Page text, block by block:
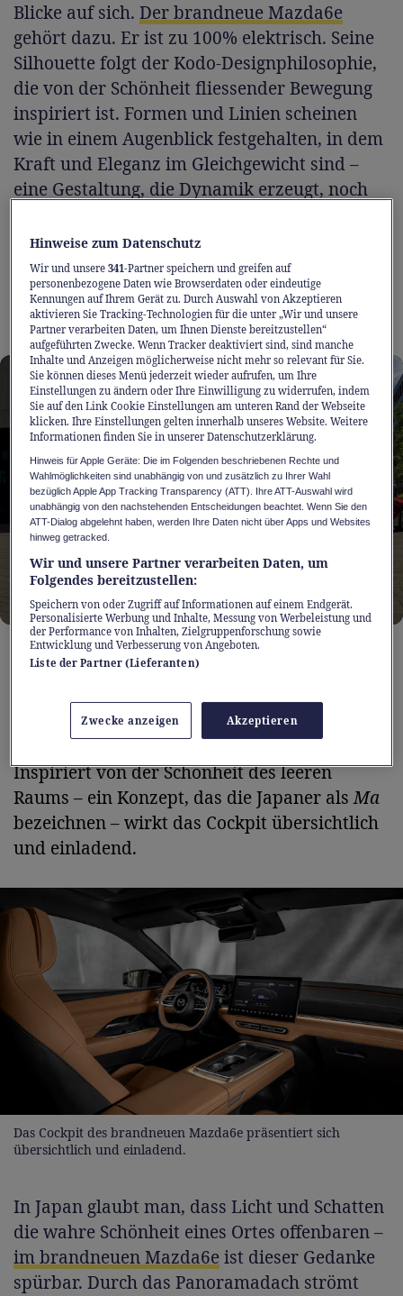
Blicke auf sich. Der brandneue Mazda6e
gehört dazu. Er ist zu 100% elektrisch. Seine
Silhouette folgt der Kodo-Designphilosophie,
die von der Schönheit fliessender Bewegung
inspiriert ist. Formen und Linien scheinen
wie in einem Augenblick festgehalten, in dem
Kraft und Eleganz im Gleichgewicht sind –
eine Gestaltung, die Dynamik erzeugt, noch
Jede Kontur hat dabei einen klaren Zweck: Sie
unterstützt die Effizienz, trägt zur
aerodynamischen Balance bei und ist weit
mehr als reine Zierde.
1 / 6 Das Design des brandneuen Mazda6e bringt Kraft
und Eleganz ins Gleichgewicht
Dieses Ineinandergreifen von Form und
Funktion setzt sich im Innenraum fort.
Inspiriert von der Schönheit des leeren
Raums – ein Konzept, das die Japaner alsMa
bezeichnen – wirkt das Cockpit übersichtlich
und einladend.
Das Cockpit des brandneuen Mazda6e präsentiert sich
übersichtlich und einladend.
In Japan glaubt man, dass Licht und Schatten
die wahre Schönheit eines Ortes offenbaren –
im brandneuen Mazda6eist dieser Gedanke
spürbar. Durch das Panoramadach strömt
Hinweise zum Datenschutz
Wir und unsere341-Partner speichern und greifen auf
personenbezogene Daten wie Browserdaten oder eindeutige
Kennungen auf Ihrem Gerät zu. Durch Auswahl von Akzeptieren
aktivieren Sie Tracking-Technologien für die unter „Wir und unsere
Partner verarbeiten Daten, um Ihnen Dienste bereitzustellen“
aufgeführten Zwecke. Wenn Tracker deaktiviert sind, sind manche
Inhalte und Anzeigen möglicherweise nicht mehr so relevant für Sie.
Sie können dieses Menü jederzeit wieder aufrufen, um Ihre
Einstellungen zu ändern oder Ihre Einwilligung zu widerrufen, indem
Sie auf den Link Cookie Einstellungen am unteren Rand der Webseite
klicken. Ihre Einstellungen gelten innerhalb unseres Website. Weitere
Informationen finden Sie in unserer Datenschutzerklärung.
Hinweis für Apple Geräte: Die im Folgenden beschriebenen Rechte und
Wahlmöglichkeiten sind unabhängig von und zusätzlich zu Ihrer Wahl
bezüglich Apple App Tracking Transparency (ATT). Ihre ATT-Auswahl wird
unabhängig von den nachstehenden Entscheidungen beachtet. Wenn Sie den
ATT-Dialog abgelehnt haben, werden Ihre Daten nicht über Apps und Websites
hinweg getracked.
Wir und unsere Partner verarbeiten Daten, um
Folgendes bereitzustellen:
Speichern von oder Zugriff auf Informationen auf einem Endgerät.
Personalisierte Werbung und Inhalte, Messung von Werbeleistung und
der Performance von Inhalten, Zielgruppenforschung sowie
Entwicklung und Verbesserung von Angeboten.
Liste der Partner (Lieferanten)
Zwecke anzeigen Akzeptieren